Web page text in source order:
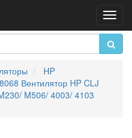
HP
Вентилятор HP CLJ
M506/ 4003/ 4103